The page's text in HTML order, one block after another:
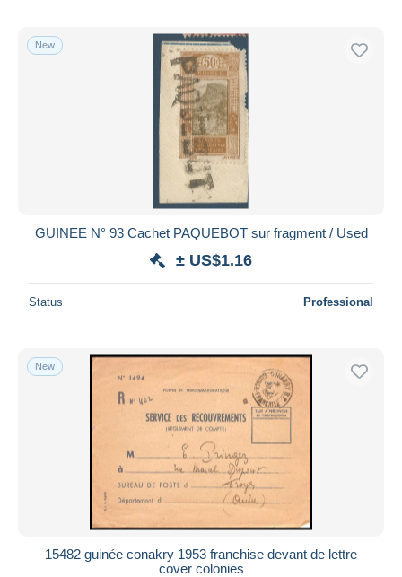
New
GUINEE N° 93 Cachet PAQUEBOT sur fragment / Used
± US$1.16
Status Professional
New
15482 guinée conakry 1953 franchise devant de lettre
cover colonies